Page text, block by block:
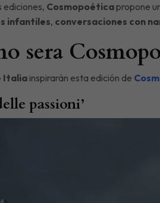
ediciones, Cosmopoéticapropone
infantiles, conversaciones con
sera
Italiainspirarán esta edición de
passioni’